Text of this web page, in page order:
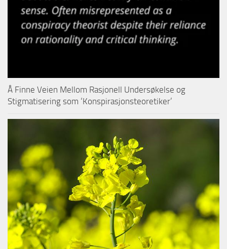
Å Finne Veien Mellom Rasjonell Undersøkelse og
Stigmatisering som ‘Konspirasjonsteoretiker’